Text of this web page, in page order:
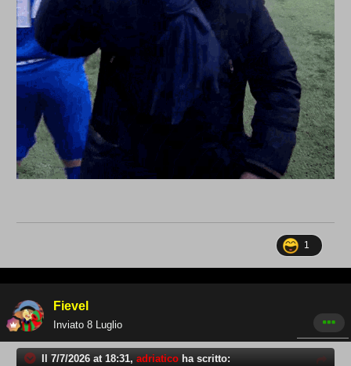
1
Fievel
Inviato 8 Luglio
Il 7/7/2026 at 18:31, adriatico ha scritto: